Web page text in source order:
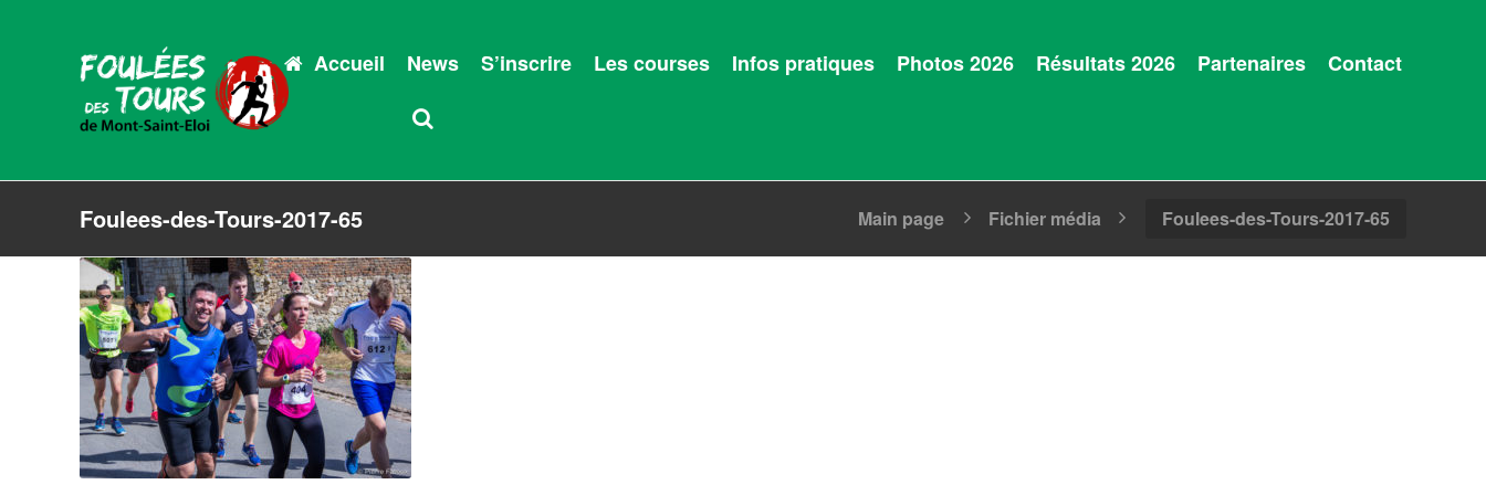
Accueil News S’inscrire Les courses Infos pratiques Photos 2026 Résultats 2026 Partenaires Contact
Foulees-des-Tours-2017-65 Main page Fichier média Foulees-des-Tours-2017-65